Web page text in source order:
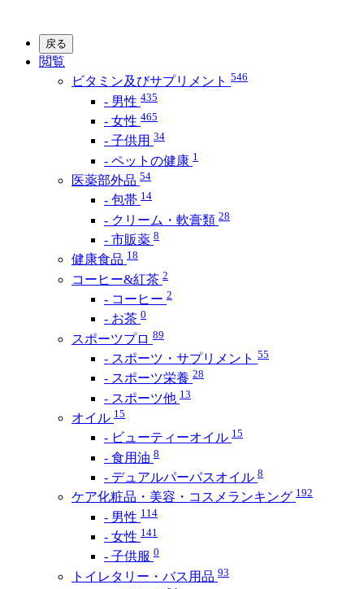
戻る
閲覧
ビタミン及びサプリメント 546
- 男性 435
- 女性 465
- 子供用 34
- ペットの健康 1
医薬部外品 54
- 包帯 14
- クリーム・軟膏類 28
- 市販薬 8
健康食品 18
コーヒー&紅茶 2
- コーヒー 2
- お茶 0
スポーツプロ 89
- スポーツ・サプリメント 55
- スポーツ栄養 28
- スポーツ他 13
オイル 15
- ビューティーオイル 15
- 食用油 8
- デュアルパーパスオイル 8
ケア化粧品・美容・コスメランキング 192
- 男性 114
- 女性 141
- 子供服 0
トイレタリー・バス用品 93